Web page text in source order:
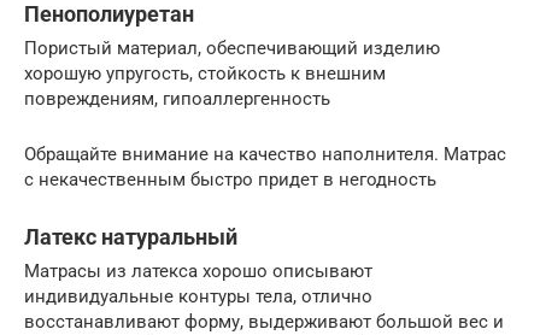
Пенополиуретан
Пористый материал, обеспечивающий изделию
хорошую упругость, стойкость к внешним
повреждениям, гипоаллергенность
Обращайте внимание на качество наполнителя. Матрас
с некачественным быстро придет в негодность
Латекс натуральный
Матрасы из латекса хорошо описывают
индивидуальные контуры тела, отлично
восстанавливают форму, выдерживают большой вес и